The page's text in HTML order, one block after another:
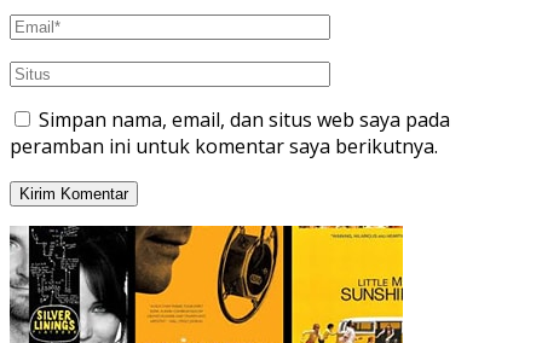
Simpan nama, email, dan situs web saya pada
peramban ini untuk komentar saya berikutnya.